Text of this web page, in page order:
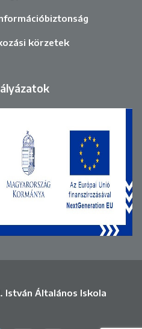
körzetek
István Általános Iskola